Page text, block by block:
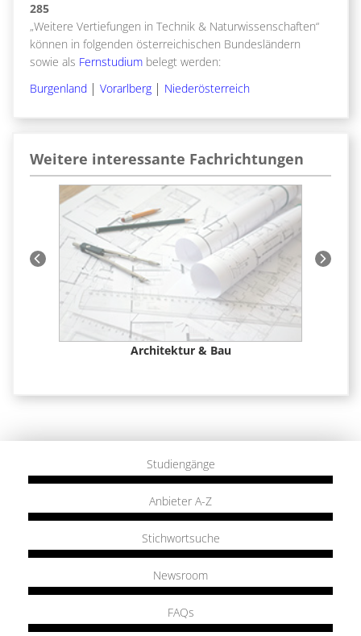
285
„Weitere Vertiefungen in Technik & Naturwissenschaften“
können in folgenden österreichischen Bundesländern
sowie als Fernstudium belegt werden:
Burgenland
Vorarlberg Niederösterreich
Weitere interessante Fachrichtungen
Architektur & Bau
Studiengänge
Anbieter A-Z
Stichwortsuche
Newsroom
FAQs